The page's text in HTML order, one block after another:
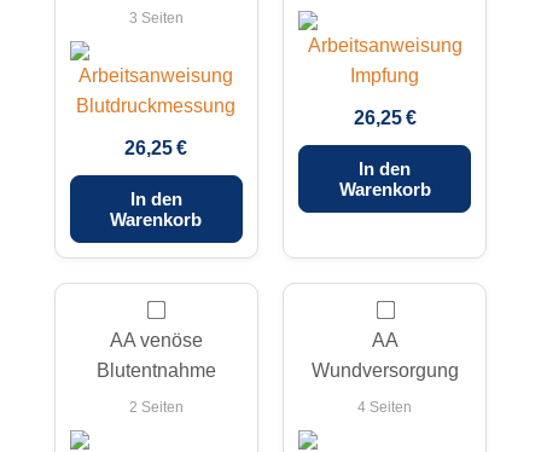
3 Seiten
26,25 €
In den
Warenkorb
26,25 €
In den
Warenkorb
AA venöse
Blutentnahme
2 Seiten
AA
Wundversorgung
4 Seiten